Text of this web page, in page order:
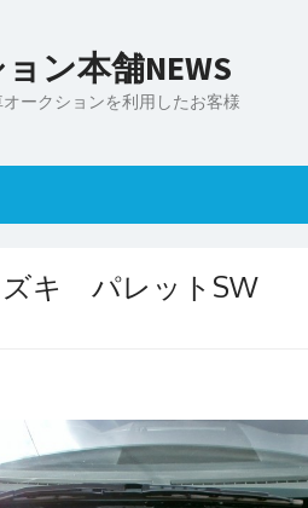
ン本舗NEWS
ークションを利用したお客様
ズキ パレットSW